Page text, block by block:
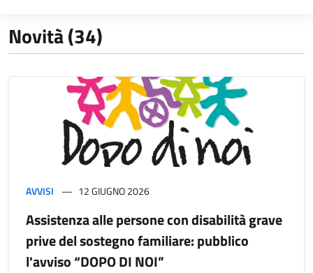
Novità (34)
AVVISI 12 GIUGNO 2026
Assistenza alle persone con disabilità grave
prive del sostegno familiare: pubblico
l'avviso “DOPO DI NOI”